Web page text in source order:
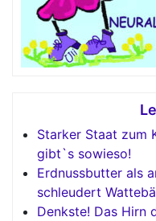
Starker Staat zum
gibt`s sowieso!
Erdnussbutter als
schleudert
Denkste! Das Hirn